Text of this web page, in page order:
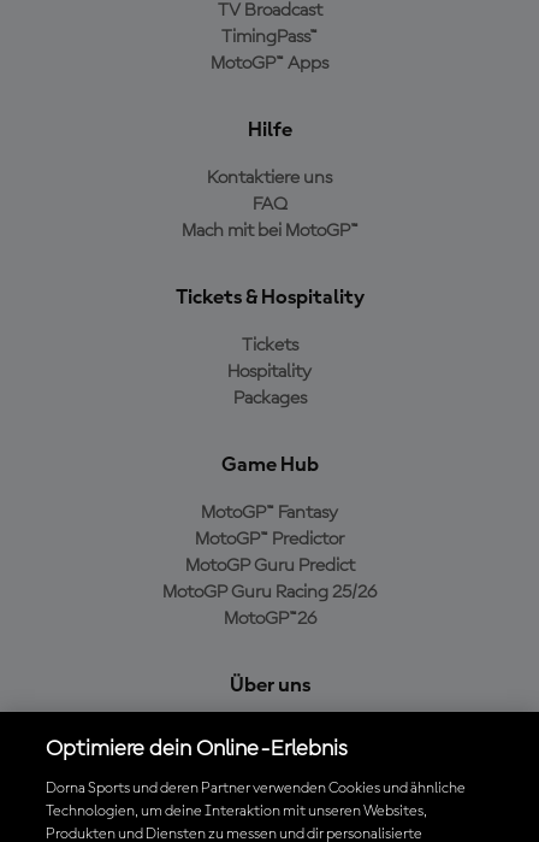
TV Broadcast
TimingPass™
MotoGP™ Apps
Hilfe
Kontaktiere uns
FAQ
Mach mit bei MotoGP™
Tickets & Hospitality
Tickets
Hospitality
Packages
Game Hub
MotoGP™ Fantasy
MotoGP™ Predictor
MotoGP Guru Predict
MotoGP Guru Racing 25/26
MotoGP™26
Über uns
Cookie-Richtlinien
Geschäftsbedingungen
Datenschutzrichtlinien
Optimiere dein Online-Erlebnis
Dorna Sports und deren Partner verwenden Cookies und ähnliche
Technologien, um deine Interaktion mit unseren Websites,
Produkten und Diensten zu messen und dir personalisierte